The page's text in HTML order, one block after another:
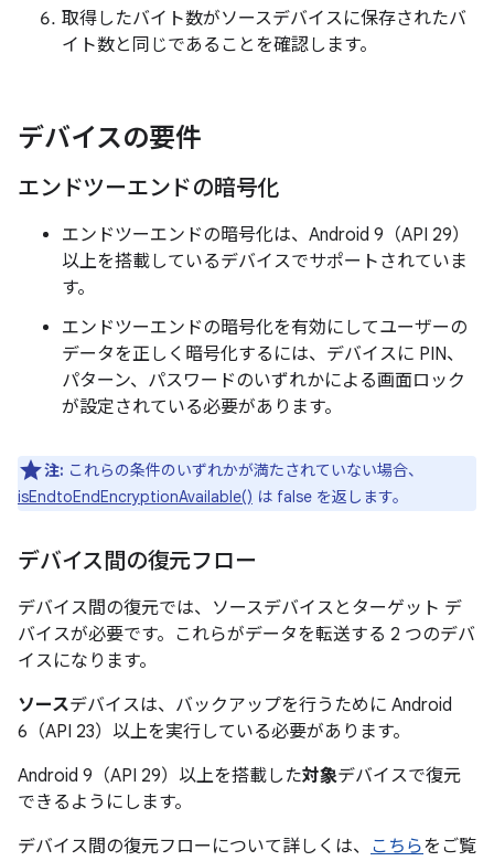
取得したバイト数がソースデバイスに保存されたバ
イト数と同じであることを確認します。
デバイスの要件
エンドツーエンドの暗号化
エンドツーエンドの暗号化は、Android 9（API 29）
以上を搭載しているデバイスでサポートされていま
す。
エンドツーエンドの暗号化を有効にしてユーザーの
データを正しく暗号化するには、デバイスに PIN、
パターン、パスワードのいずれかによる画面ロック
が設定されている必要があります。
注: これらの条件のいずれかが満たされていない場合、
isEndtoEndEncryptionAvailable() は false を返します。
デバイス間の復元フロー
デバイス間の復元では、ソースデバイスとターゲット デ
バイスが必要です。これらがデータを転送する 2 つのデバ
イスになります。
ソースデバイスは、バックアップを行うために Android
6（API 23）以上を実行している必要があります。
Android 9（API 29）以上を搭載した対象デバイスで復元
できるようにします。
デバイス間の復元フローについて詳しくは、 こちらをご覧